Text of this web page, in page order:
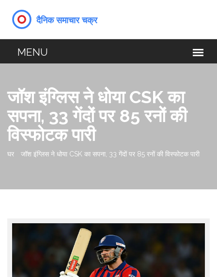
जॉश इंग्लिस ने धोया CSK का
सपना, 33 गेंदों पर 85 रनों की
विस्फोटक पारी
घर जॉश इंग्लिस ने धोया CSK का सपना, 33 गेंदों पर 85 रनों की विस्फोटक पारी